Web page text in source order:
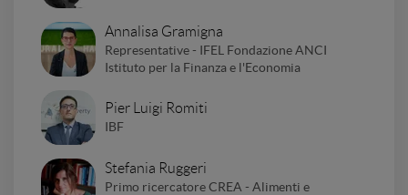
Annalisa Gramigna
Representative - IFEL Fondazione ANCI
Istituto per la Finanza e l'Economia
Pier Luigi Romiti
IBF
Stefania Ruggeri
Primo ricercatore CREA - Alimenti e